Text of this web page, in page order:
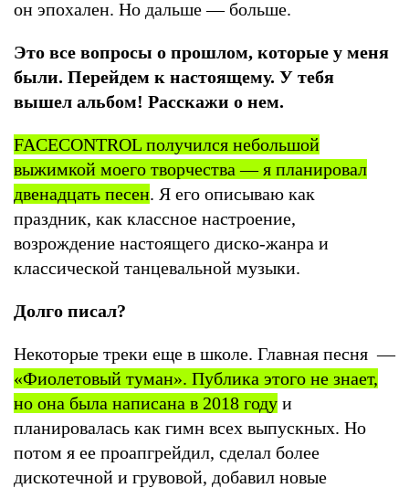
он эпохален. Но дальше — больше.
Это все вопросы о прошлом, которые у меня
были. Перейдем к настоящему. У тебя
вышел альбом! Расскажи о нем.
FACECONTROL получился небольшой
выжимкой моего творчества — я планировал
двенадцать песен. Я его описываю как
праздник, как классное настроение,
возрождение настоящего диско-жанра и
классической танцевальной музыки.
Долго писал?
Некоторые треки еще в школе. Главная песня —
«Фиолетовый туман». Публика этого не знает,
но она была написана в 2018 году и
планировалась как гимн всех выпускных. Но
потом я ее проапгрейдил, сделал более
дискотечной и грувовой, добавил новые